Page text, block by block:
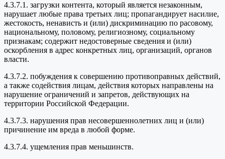
4.3.7.1. загрузки контента, который является незаконным,
нарушает любые права третьих лиц; пропагандирует насилие,
жестокость, ненависть и (или) дискриминацию по расовому,
национальному, половому, религиозному, социальному
признакам; содержит недостоверные сведения и (или)
оскорбления в адрес конкретных лиц, организаций, органов
власти.
4.3.7.2. побуждения к совершению противоправных действий,
а также содействия лицам, действия которых направлены на
нарушение ограничений и запретов, действующих на
территории Российской Федерации.
4.3.7.3. нарушения прав несовершеннолетних лиц и (или)
причинение им вреда в любой форме.
4.3.7.4. ущемления прав меньшинств.